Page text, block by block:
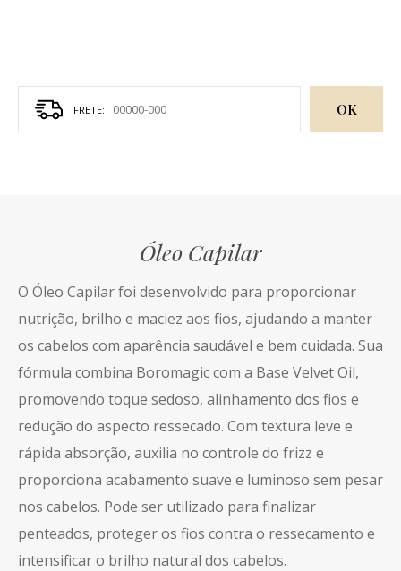
OK
Óleo Capilar
O Óleo Capilar foi desenvolvido para proporcionar
nutrição, brilho e maciez aos fios, ajudando a manter
os cabelos com aparência saudável e bem cuidada. Sua
fórmula combina Boromagic com a Base Velvet Oil,
promovendo toque sedoso, alinhamento dos fios e
redução do aspecto ressecado. Com textura leve e
rápida absorção, auxilia no controle do frizz e
proporciona acabamento suave e luminoso sem pesar
nos cabelos. Pode ser utilizado para finalizar
penteados, proteger os fios contra o ressecamento e
intensificar o brilho natural dos cabelos.